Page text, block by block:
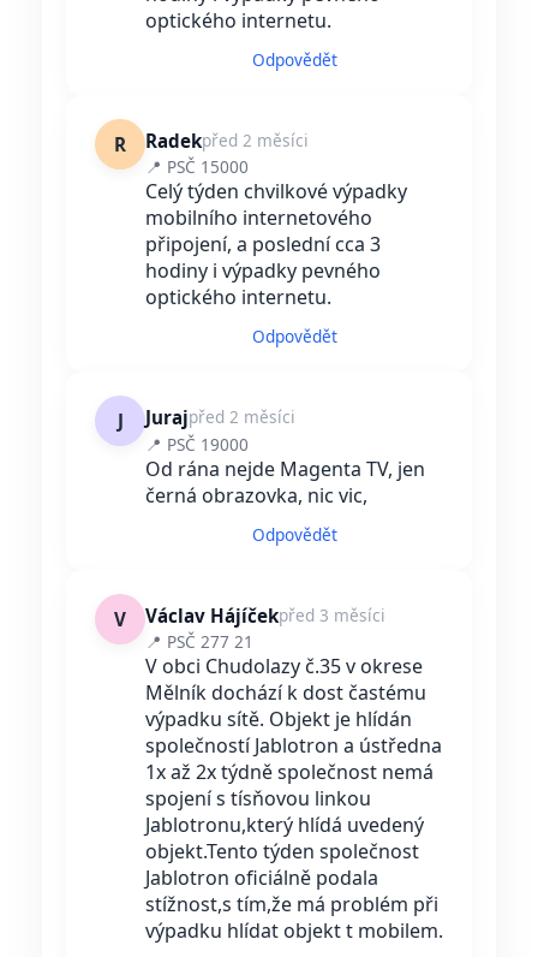
optického internetu.
Odpovědět
R Radekpřed 2 měsíci
📍 PSČ 15000
Celý týden chvilkové výpadky
mobilního internetového
připojení, a poslední cca 3
hodiny i výpadky pevného
optického internetu.
Odpovědět
J Jurajpřed 2 měsíci
📍 PSČ 19000
Od rána nejde Magenta TV, jen
černá obrazovka, nic vic,
Odpovědět
V Václav Hájíčekpřed 3 měsíci
📍 PSČ 277 21
V obci Chudolazy č.35 v okrese
Mělník dochází k dost častému
výpadku sítě. Objekt je hlídán
společností Jablotron a ústředna
1x až 2x týdně společnost nemá
spojení s tísňovou linkou
Jablotronu,který hlídá uvedený
objekt.Tento týden společnost
Jablotron oficiálně podala
stížnost,s tím,že má problém při
výpadku hlídat objekt t mobilem.